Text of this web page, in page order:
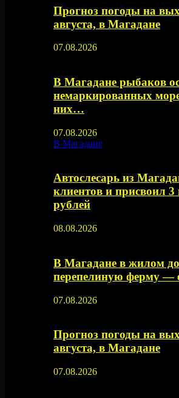
Прогноз погоды на
августа, в Магадане
07.08.2026
В Магадане рыбаков
немаркированных
них…
07.08.2026
В Магадане
Автослесарь из
клиентов и присвоил
рублей
08.08.2026
В Магадане в жилом
перепелиную ферму —
07.08.2026
Прогноз погоды на
августа, в Магадане
07.08.2026